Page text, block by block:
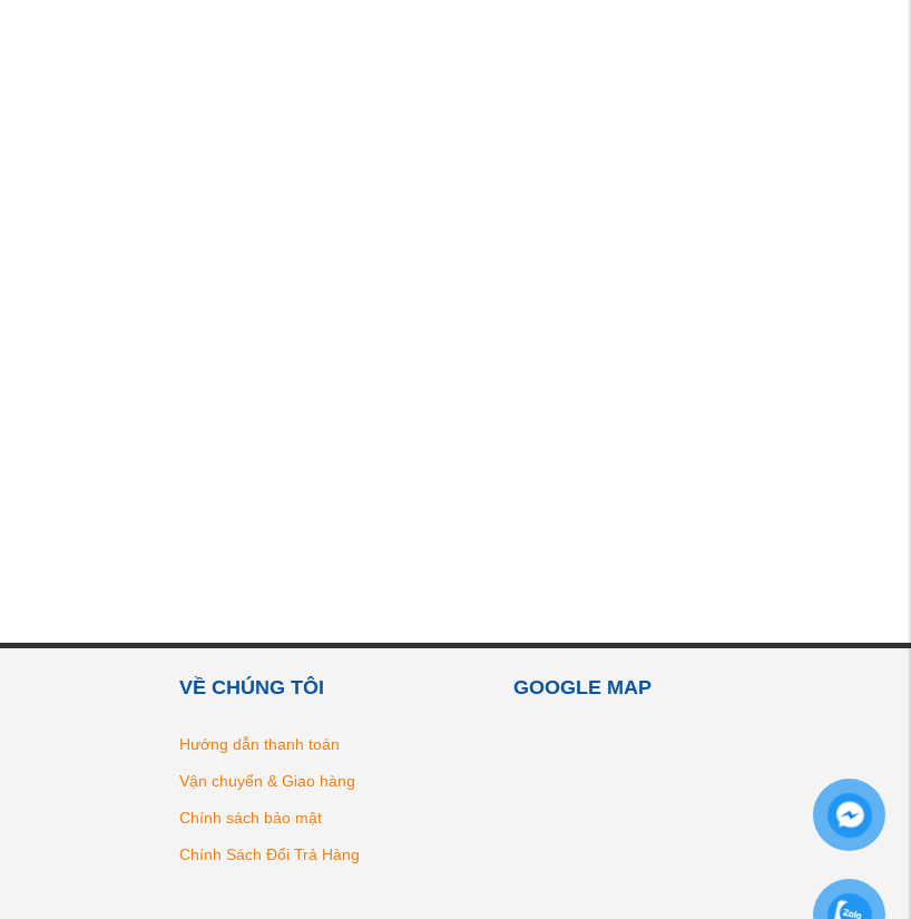
VỀ CHÚNG TÔI
Hướng dẫn thanh toán
Vận chuyển & Giao hàng
Chính sách bảo mật
Chính Sách Đổi Trả Hàng
GOOGLE MAP